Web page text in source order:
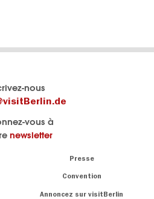
nous
vous à
newsletter
Presse
Convention
Annoncez sur visitBerlin